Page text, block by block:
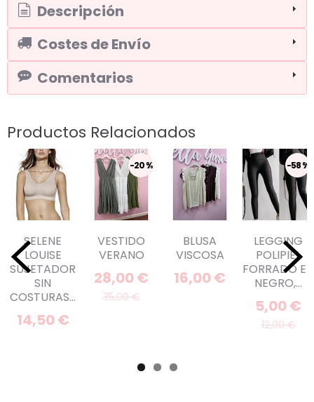
Descripción
Costes de Envío
Comentarios
Productos Relacionados
SELENE
LOUISE
SUJETADOR
SIN
COSTURAS...
14,50 €
-20 %
VESTIDO
VERANO
28,00 €
35,00 €
BLUSA
VISCOSA
16,00 €
-58 %
LEGGING
POLIPIEL
FORRADO EN
NEGRO,...
5,00 €
12,00 €